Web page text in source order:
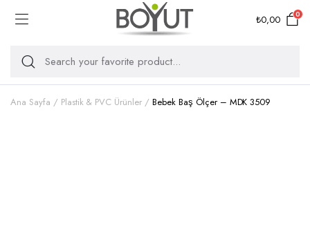
₺0,00 0
Ana Sayfa Plastik & PVC Ürünler Bebek Baş Ölçer – MDK 3509